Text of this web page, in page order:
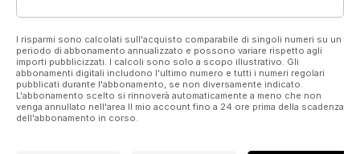
I risparmi sono calcolati sull'acquisto comparabile di singoli numeri su un
periodo di abbonamento annualizzato e possono variare rispetto agli
importi pubblicizzati. I calcoli sono solo a scopo illustrativo. Gli
abbonamenti digitali includono l'ultimo numero e tutti i numeri regolari
pubblicati durante l'abbonamento, se non diversamente indicato.
L'abbonamento scelto si rinnoverà automaticamente a meno che non
venga annullato nell'area Il mio account fino a 24 ore prima della scadenza
dell'abbonamento in corso.